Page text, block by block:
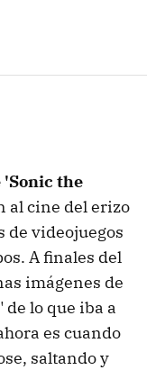
the
al cine del erizo
de videojuegos
A finales del
imágenes de
lo que iba a
es cuando
saltando y